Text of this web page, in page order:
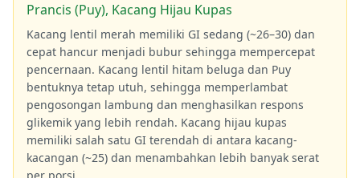
Prancis (Puy), Kacang Hijau Kupas
Kacang lentil merah memiliki GI sedang (~26–30) dan
cepat hancur menjadi bubur sehingga mempercepat
pencernaan. Kacang lentil hitam beluga dan Puy
bentuknya tetap utuh, sehingga memperlambat
pengosongan lambung dan menghasilkan respons
glikemik yang lebih rendah. Kacang hijau kupas
memiliki salah satu GI terendah di antara kacang-
kacangan (~25) dan menambahkan lebih banyak serat